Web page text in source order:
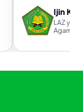
Ijin
LAZ yang
Agama RI